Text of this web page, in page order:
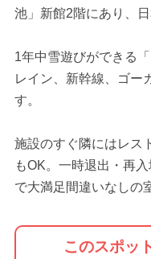
池」新館2階にあり、
1年中雪遊びができる
レイン、新幹線、ゴー
す。
施設のすぐ隣にはレス
もOK。一時退出・再
で大満足間違いなしの
このスポッ